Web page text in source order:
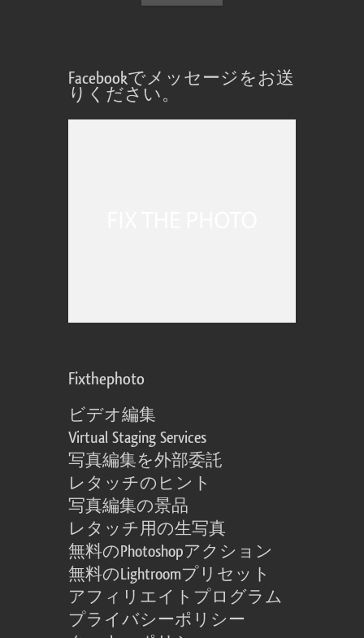
Facebookでメッセージをお送
りください。
Fixthephoto
ビデオ編集
Virtual Staging Services
写真編集を外部委託
レタッチのヒント
写真編集の景品
レタッチ用の生写真
無料のPhotoshopアクション
無料のLightroomプリセット
アフィリエイトプログラム
プライバシーポリシー